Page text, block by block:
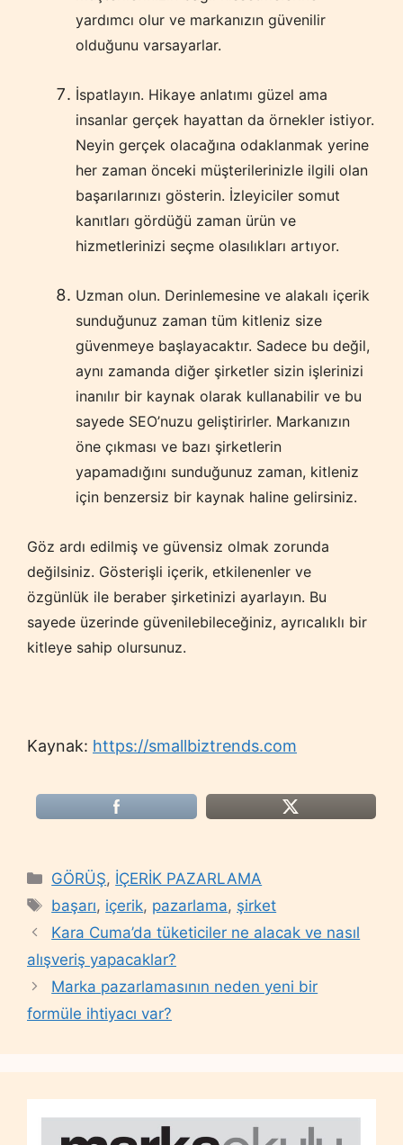
yardımcı olur ve markanızın güvenilir
olduğunu varsayarlar.
İspatlayın. Hikaye anlatımı güzel ama
insanlar gerçek hayattan da örnekler istiyor.
Neyin gerçek olacağına odaklanmak yerine
her zaman önceki müşterilerinizle ilgili olan
başarılarınızı gösterin. İzleyiciler somut
kanıtları gördüğü zaman ürün ve
hizmetlerinizi seçme olasılıkları artıyor.
Uzman olun. Derinlemesine ve alakalı içerik
sunduğunuz zaman tüm kitleniz size
güvenmeye başlayacaktır. Sadece bu değil,
aynı zamanda diğer şirketler sizin işlerinizi
inanılır bir kaynak olarak kullanabilir ve bu
sayede SEO’nuzu geliştirirler. Markanızın
öne çıkması ve bazı şirketlerin
yapamadığını sunduğunuz zaman, kitleniz
için benzersiz bir kaynak haline gelirsiniz.
Göz ardı edilmiş ve güvensiz olmak zorunda
değilsiniz. Gösterişli içerik, etkilenenler ve
özgünlük ile beraber şirketinizi ayarlayın. Bu
sayede üzerinde güvenilebileceğiniz, ayrıcalıklı bir
kitleye sahip olursunuz.
Kaynak: https://smallbiztrends.com
Categories
GÖRÜŞ, İÇERİK PAZARLAMA
Tags
başarı, içerik, pazarlama, şirket
Kara Cuma’da tüketiciler ne alacak ve nasıl
alışveriş yapacaklar?
Marka pazarlamasının neden yeni bir
formüle ihtiyacı var?